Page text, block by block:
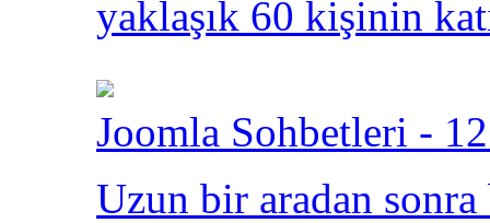
yaklaşık 60 kişinin
Joomla Sohbetleri -
Uzun bir aradan